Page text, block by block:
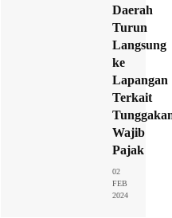
Daerah
Turun
Langsung
ke
Lapangan
Terkait
Wajib
Pajak
02
FEB
2024